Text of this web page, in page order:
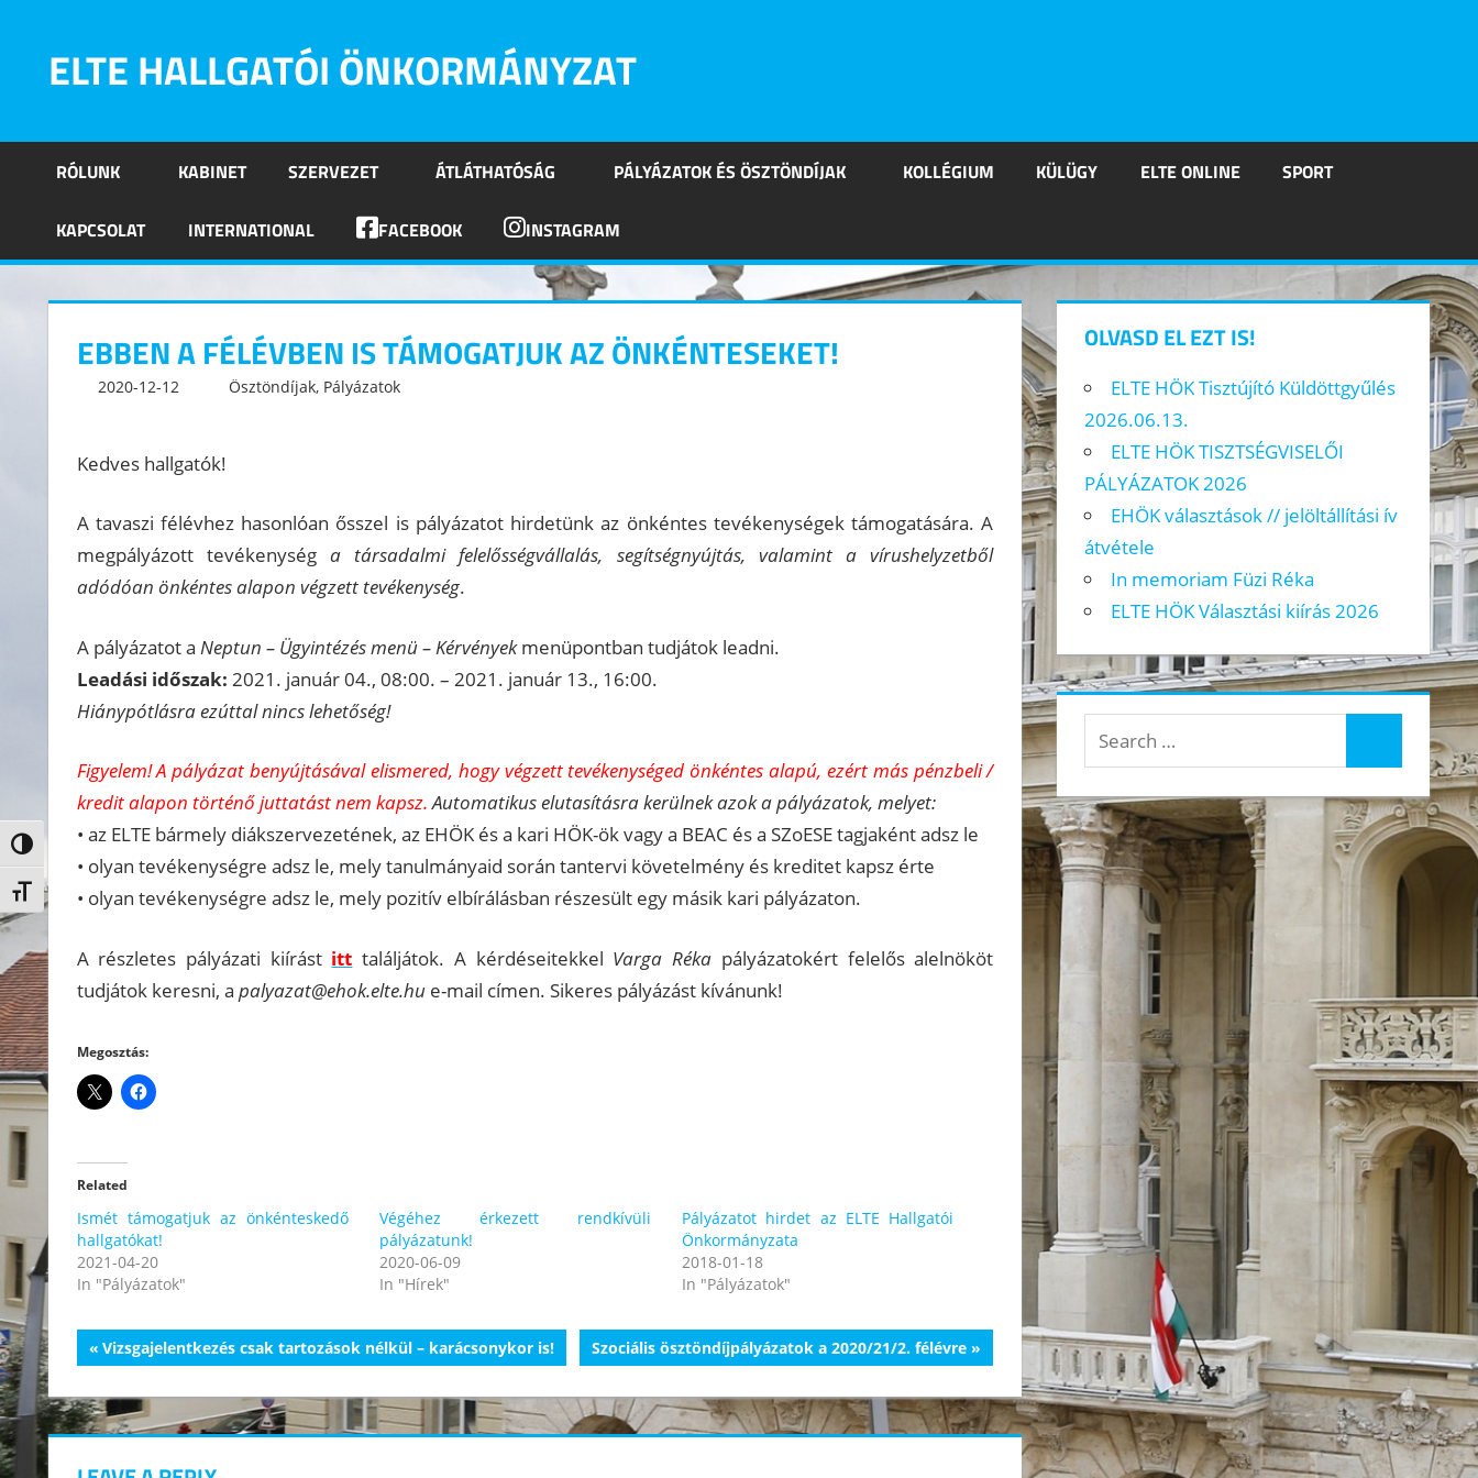
Nagy kontraszt váltása
Betűméret váltása
contentELTE HALLGATÓI ÖNKORMÁNYZAT
Loránd
Tudományegyetem
Önkormányzatának
hivatalos
RÓLUNK KABINET SZERVEZET ÁTLÁTHATÓSÁG PÁLYÁZATOK ÉS ÖSZTÖNDÍJAK KOLLÉGIUM KÜLÜGY ELTE ONLINE SPORT
KAPCSOLAT INTERNATIONAL FACEBOOK INSTAGRAM
EBBEN A FÉLÉVBEN IS TÁMOGATJUK AZ ÖNKÉNTESEKET!
2020-12-12 kommunikacio
Ösztöndíjak, Pályázatok
Kedves hallgatók!
A tavaszi félévhez hasonlóan ősszel is pályázatot hirdetünk az önkéntes tevékenységek támogatására. A
megpályázott tevékenység a társadalmi felelősségvállalás, segítségnyújtás, valamint a vírushelyzetből
adódóan önkéntes alapon végzett tevékenység.
A pályázatot a Neptun – Ügyintézés menü – Kérvényekmenüpontban tudjátok leadni.
Leadási időszak: 2021. január 04., 08:00. – 2021. január 13., 16:00.
Hiánypótlásra ezúttal nincs lehetőség!
Figyelem! A pályázat benyújtásával elismered, hogy végzett tevékenységed önkéntes alapú, ezért más pénzbeli /
kredit alapon történő juttatást nem kapsz.Automatikus elutasításra kerülnek azok a pályázatok, melyet:
• az ELTE bármely diákszervezetének, az EHÖK és a kari HÖK-ök vagy a BEAC és a SZoESE tagjaként adsz le
• olyan tevékenységre adsz le, mely tanulmányaid során tantervi követelmény és kreditet kapsz érte
• olyan tevékenységre adsz le, mely pozitív elbírálásban részesült egy másik kari pályázaton.
A részletes pályázati kiírást itt találjátok. A kérdéseitekkel Varga Réka pályázatokért felelős alelnököt
tudjátok keresni, a palyazat@ehok.elte.hue-mail címen. Sikeres pályázást kívánunk!
Megosztás:
Related
Ismét támogatjuk az önkénteskedő
hallgatókat!
2021-04-20
In "Pályázatok"
Végéhez érkezett rendkívüli
pályázatunk!
2020-06-09
In "Hírek"
Pályázatot hirdet az ELTE Hallgatói
Önkormányzata
2018-01-18
In "Pályázatok"
Bejegyzés
navigáció
Previous
Post:
Vizsgajelentkezés csak tartozások nélkül – karácsonykor is!
Next
Post:
Szociális ösztöndíjpályázatok a 2020/21/2. félévre
OLVASD EL EZT IS!
ELTE HÖK Tisztújító Küldöttgyűlés
2026.06.13.
ELTE HÖK TISZTSÉGVISELŐI
PÁLYÁZATOK 2026
EHÖK választások // jelöltállítási ív
átvétele
In memoriam Füzi Réka
ELTE HÖK Választási kiírás 2026
Search
for: